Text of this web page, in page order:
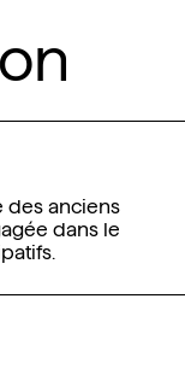
des anciens
dans le